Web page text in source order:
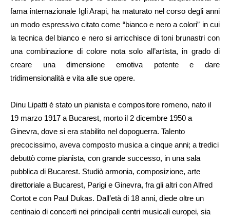
fama internazionale Igli Arapi, ha maturato nel corso degli anni
un modo espressivo citato come “bianco e nero a colori” in cui
la tecnica del bianco e nero si arricchisce di toni brunastri con
una combinazione di colore nota solo all’artista, in grado di
creare una dimensione emotiva potente e dare
tridimensionalità e vita alle sue opere.
Dinu Lipatti è stato un pianista e compositore romeno, nato il
19 marzo 1917 a Bucarest, morto il 2 dicembre 1950 a
Ginevra, dove si era stabilito nel dopoguerra. Talento
precocissimo, aveva composto musica a cinque anni; a tredici
debuttò come pianista, con grande successo, in una sala
pubblica di Bucarest. Studiò armonia, composizione, arte
direttoriale a Bucarest, Parigi e Ginevra, fra gli altri con Alfred
Cortot e con Paul Dukas. Dall’età di 18 anni, diede oltre un
centinaio di concerti nei principali centri musicali europei, sia